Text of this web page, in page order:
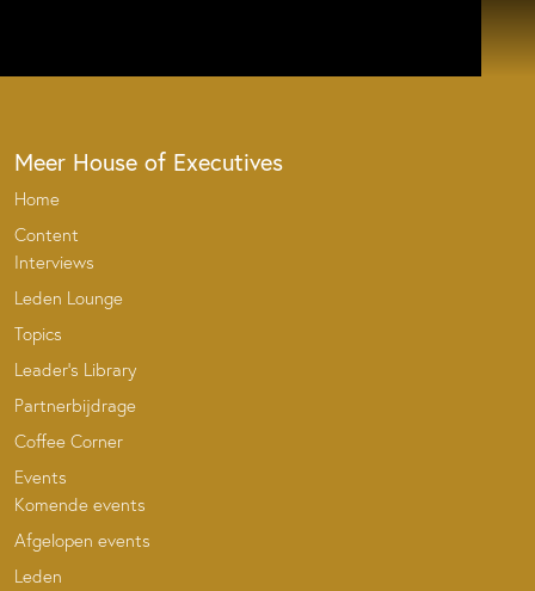
Meer House of Executives
Home
Content
Interviews
Leden Lounge
Topics
Leader’s Library
Partnerbijdrage
Coffee Corner
Events
Komende events
Afgelopen events
Leden